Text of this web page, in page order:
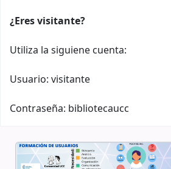
¿Eres visitante?
Utiliza la siguiene cuenta:
Usuario: visitante
Contraseña: bibliotecaucc